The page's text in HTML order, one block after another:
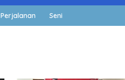
Perjalanan Seni